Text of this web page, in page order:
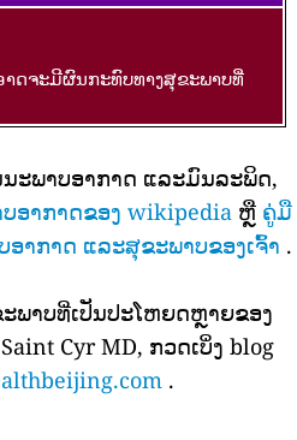
ດຈະມີຜົນກະທົບທາງສຸຂະພາບທີ່
ະພາບອາກາດ ແລະມົນລະພິດ,
ອາກາດຂອງ wikipediaຫຼື ຄູ່ມື
າກາດ ແລະສຸຂະພາບຂອງເຈົ້າ .
ພາບທີ່ເປັນປະໂຫຍດຫຼາຍຂອງ
Cyr MD, ກວດເບິ່ງ blog
.